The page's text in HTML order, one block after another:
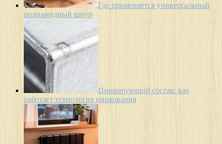
Где применяется универсальный
полиамидный шнур
Цинкирующий состав: как
работает технология цинкования